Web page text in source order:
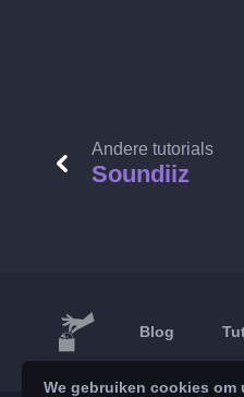
Andere tutorials
Soundiiz
Blog
We gebruiken cookies om